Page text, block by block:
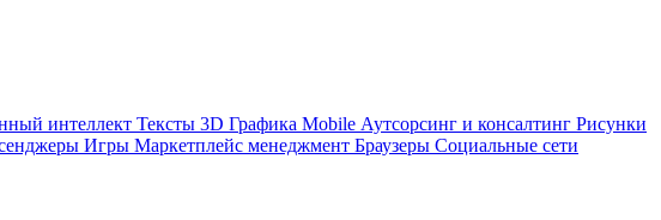
интеллект Тексты 3D Графика Mobile Аутсорсинг и консалтинг Рисунки
Игры Маркетплейс менеджмент Браузеры Социальные сети